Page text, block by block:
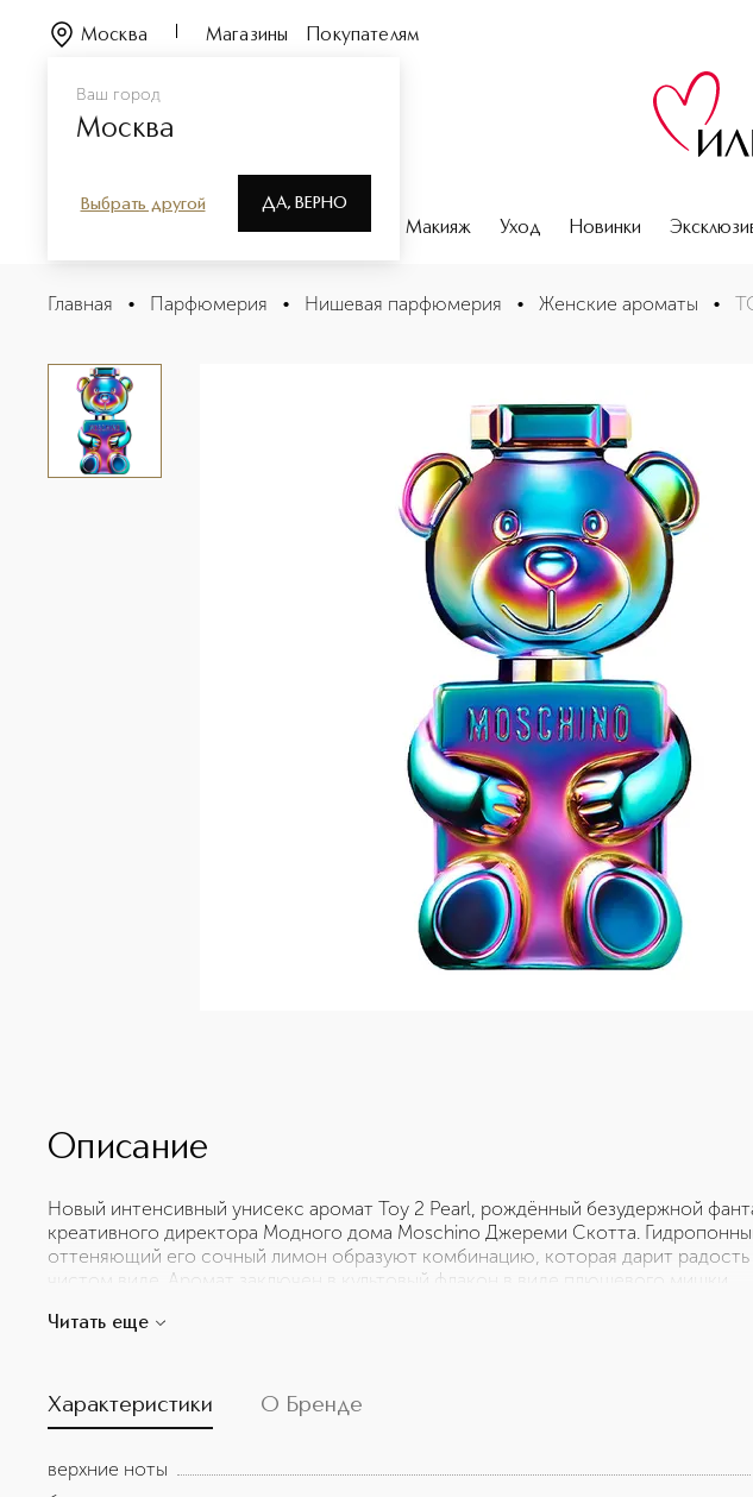
Ваш город
Москва
Выбрать другой ДА, ВЕРНО
Москва Магазины Покупателям
Парфюмерия Макияж Уход Новинки
TOY 2 PEARL Парфюмерная вода
Описание
Главная • Парфюмерия • Нишевая парфюмерия • Женские ароматы •
Описание
Новый интенсивный унисекс аромат Toy 2 Pearl, рождённый безудержной
креативного директора Модного дома Moschino Джереми Скотта.
оттеняющий его сочный лимон образуют комбинацию, которая дарит
чистом виде. Аромат заключен в культовый флакон в виде плюшевого мишки,
жемчуга. Верхние ноты: Аккорд лимонного сорбета, Орегано. Ноты сердца:
Читать еще
Характеристики О Бренде
верхние ноты